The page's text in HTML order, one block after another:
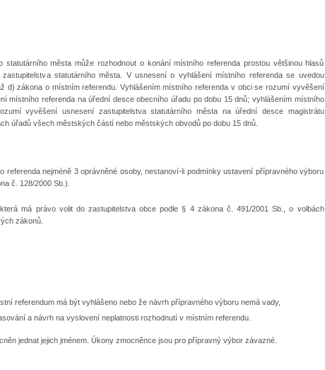
statutárního města může rozhodnout o konání místního referenda prostou většinou hlasů
statutárního města. V usnesení o vyhlášení místního referenda se uvedou
d) zákona o místním referendu. Vyhlášením místního referenda v obci se rozumí vyvěšení
místního referenda na úřední desce obecního úřadu po dobu 15 dnů; vyhlášením místního
vyvěšení usnesení zastupitelstva statutárního města na úřední desce magistrátu
úřadů všech městských částí nebo městských obvodů po dobu 15 dnů.
referenda nejméně 3 oprávněné osoby, nestanoví-li podmínky ustavení přípravného výboru
č. 128/2000 Sb.).
má právo volit do zastupitelstva obce podle § 4 zákona č. 491/2001 Sb., o volbách
zákonů.
referendum má být vyhlášeno nebo že návrh přípravného výboru nemá vady,
a návrh na vyslovení neplatnosti rozhodnutí v místním referendu.
jednat jejich jménem. Úkony zmocněnce jsou pro přípravný výbor závazné.